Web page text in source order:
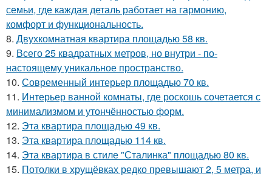
семьи, где каждая деталь работает на гармонию,
комфорт и функциональность.
8. Двухкомнатная квартира площадью 58 кв.
9. Всего 25 квадратных метров, но внутри - по-
настоящему уникальное пространство.
10. Современный интерьер площадью 70 кв.
11. Интерьер ванной комнаты, где роскошь сочетается с
минимализмом и утончённостью форм.
12. Эта квартира площадью 49 кв.
13. Эта квартира площадью 114 кв.
14. Эта квартира в стиле "Сталинка" площадью 80 кв.
15. Потолки в хрущёвках редко превышают 2, 5 метра, и